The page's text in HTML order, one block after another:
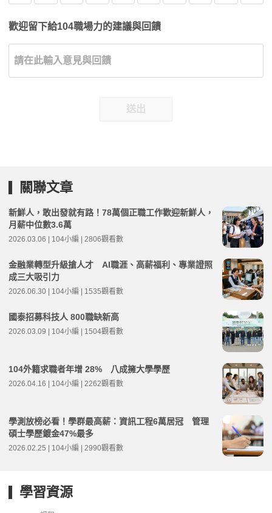
歡迎留下給104職場力的建議與回饋
送出
關聯文章
新鮮人，敢出發就有路！78萬個正職工作歡迎新鮮人，
月薪中位數3.6萬
2026.03.06 | 104小編 | 2806觀看數
金融業轉型升級搶人才 AI職涯、高薪福利、專業證照
成三大吸引力
2026.06.30 | 104小編 | 1535觀看數
國泰招募科技人 800職缺新高
2026.03.09 | 104小編 | 1504觀看數
104外籍求職者年增 28% 八成擁大學學歷
2026.04.16 | 104小編 | 2262觀看數
學測放榜必看！學群最高薪：資訊工程6萬居冠 管理
碩士學歷鍍金47%最多
2026.02.25 | 104小編 | 2990觀看數
學習資源